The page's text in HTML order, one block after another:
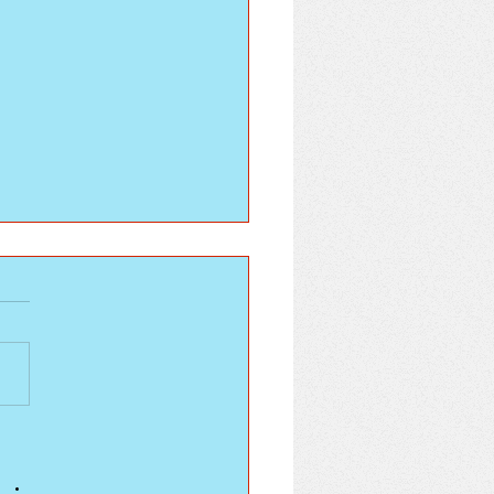
SATs
cały tydzień nauki w
i...